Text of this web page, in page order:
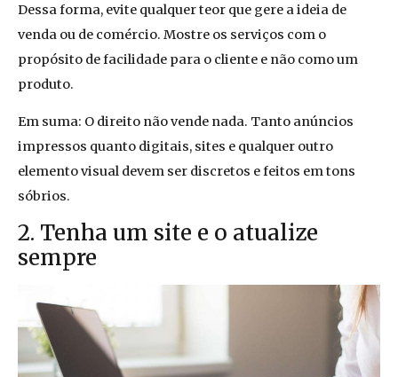
Dessa forma, evite qualquer teor que gere a ideia de
venda ou de comércio. Mostre os serviços com o
propósito de facilidade para o cliente e não como um
produto.
Em suma: O direito não vende nada. Tanto anúncios
impressos quanto digitais, sites e qualquer outro
elemento visual devem ser discretos e feitos em tons
sóbrios.
2. Tenha um site e o atualize
sempre